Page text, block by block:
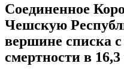
Соединенное
Чешскую
вершине списка
смертности в